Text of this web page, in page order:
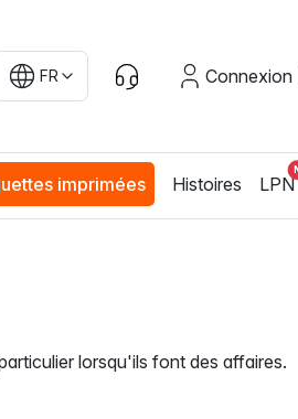
FR Connexion
imprimées Histoires LPN
lorsqu'ils font des affaires.